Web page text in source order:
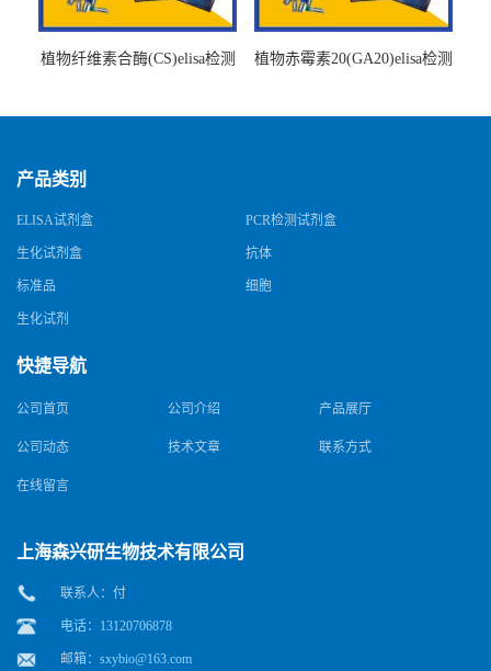
植物纤维素合酶(CS)elisa检测
植物赤霉素20(GA20)elisa检测
产品类别
ELISA试剂盒 PCR检测试剂盒
生化试剂盒 抗体
标准品 细胞
生化试剂
快捷导航
公司首页 公司介绍 产品展厅
公司动态 技术文章 联系方式
在线留言
上海森兴研生物技术有限公司
联系人：付
电话：13120706878
邮箱： sxybio@163.com